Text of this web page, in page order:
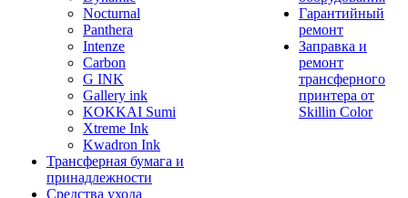
Nocturnal
Panthera
Intenze
Carbon
G INK
Gallery ink
KOKKAI Sumi
Xtreme Ink
Kwadron Ink
Трансферная бумага и
принадлежности
Средства ухода
Гарантийный
ремонт
Заправка и
ремонт
трансферного
принтера от
Skillin Color